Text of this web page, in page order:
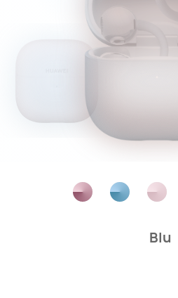
Bianco